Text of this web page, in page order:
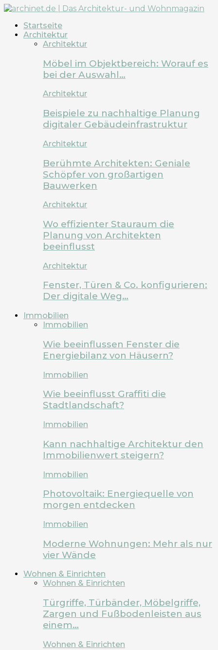
Startseite
Architektur
Architektur
Möbel im Objektbereich: Worauf es
bei der Auswahl…
Architektur
Beispiele zu nachhaltige Planung
digitaler Gebäudeinfrastruktur
Architektur
Berühmte Architekten: Geniale
Schöpfer von großartigen
Bauwerken
Architektur
Wo effizienter Stauraum die
Planung von Architekten
beeinflusst
Architektur
Fenster, Türen & Co. konfigurieren:
Der digitale Weg…
Immobilien
Immobilien
Wie beeinflussen Fenster die
Energiebilanz von Häusern?
Immobilien
Wie beeinflusst Graffiti die
Stadtlandschaft?
Immobilien
Kann nachhaltige Architektur den
Immobilienwert steigern?
Immobilien
Photovoltaik: Energiequelle von
morgen entdecken
Immobilien
Moderne Wohnungen: Mehr als nur
vier Wände
Wohnen & Einrichten
Wohnen & Einrichten
Türgriffe, Türbänder, Möbelgriffe,
Zargen und Fußbodenleisten aus
einem…
Wohnen & Einrichten